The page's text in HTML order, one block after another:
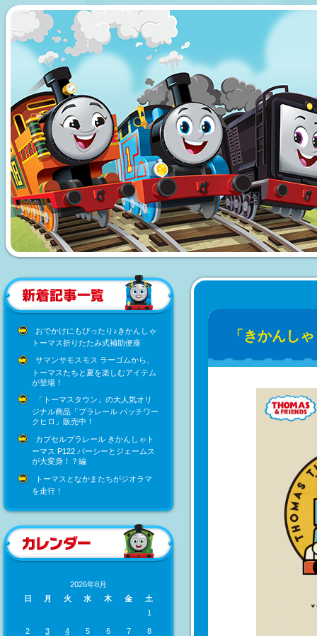
おでかけにもぴったり♪きかんしゃ
トーマス折りたたみ式補助便座
サマンサモスモス ラーゴムから、
トーマスたちと夏を楽しむアイテム
が登場！
「トーマスタウン」の大人気オリ
ジナル商品「プラレール パッチワー
クヒロ」販売中！
カプセルプラレール きかんしゃト
ーマス P122 パーシーとジェームス
が大変身！？編
トーマスとなかまたちがジオラマ
を走行！
2026年8月
日
月 火 水 木 金
土
1
2 3 4 5 6 7 8
「きかんし